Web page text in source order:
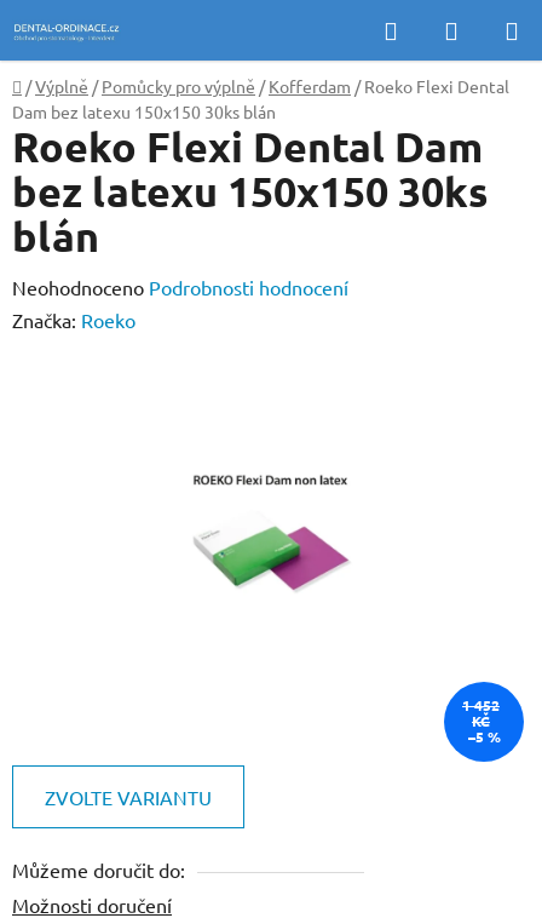
na
obsah
Hledat
KOŠÍK
Domů
/Výplně / Pomůcky pro výplně / Kofferdam / Roeko Flexi Dental
Dam bez latexu 150x150 30ks blán
ZVOLTE VARIANTU
Můžeme doručit do:
Možnosti doručení
Roeko Flexi Dental Dam
bez latexu 150x150 30ks
blán
Průměrné
hodnocení
Neohodnoceno Podrobnosti hodnocení
Značka: Roeko
1 452
KČ
–5 %